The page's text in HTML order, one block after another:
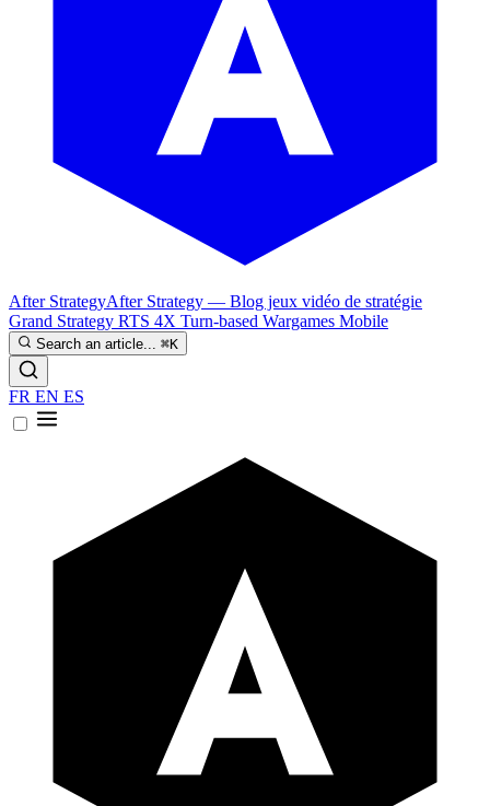
After StrategyAfter Strategy — Blog jeux vidéo de stratégie
Grand Strategy RTS 4X Turn-based Wargames Mobile
Search an article... ⌘K
FR EN ES